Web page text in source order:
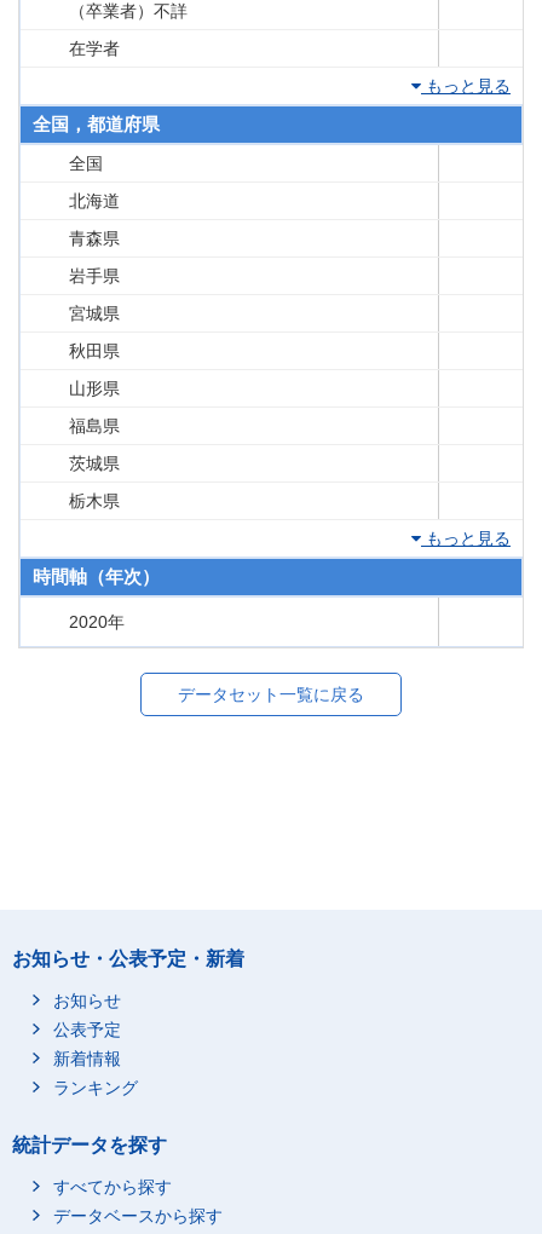
（卒業者）不詳
在学者
もっと見る
全国，都道府県
全国
北海道
青森県
岩手県
宮城県
秋田県
山形県
福島県
茨城県
栃木県
もっと見る
時間軸（年次）
2020年
データセット一覧に戻る
お知らせ・公表予定・新着
お知らせ
公表予定
新着情報
ランキング
統計データを探す
すべてから探す
データベースから探す